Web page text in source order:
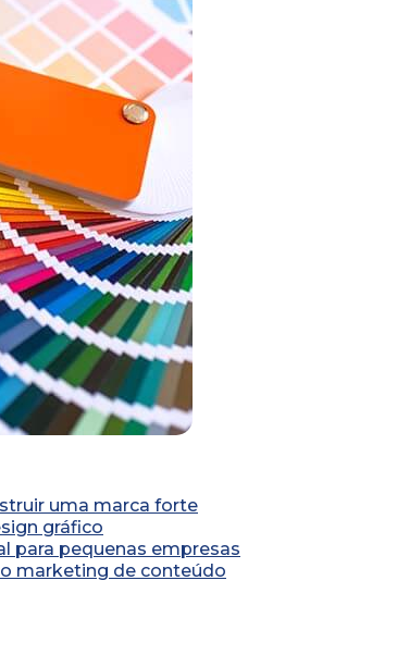
uma marca forte
gráfico
para pequenas empresas
marketing de conteúdo